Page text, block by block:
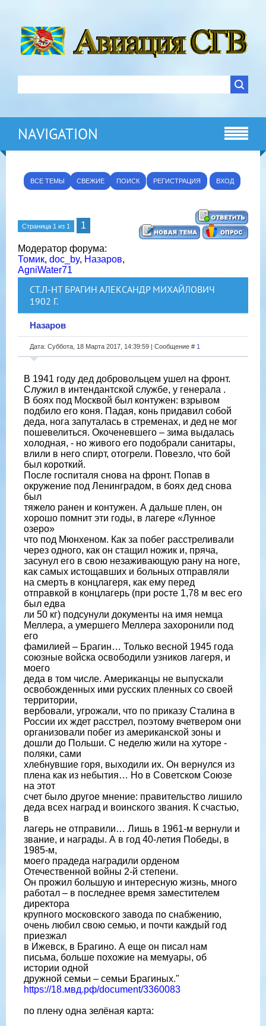
NAVIGATION
ВСЕ ТЕМЫ СВЕЖИЕ ПОИСК РЕГИСТРАЦИЯ ВХОД
Страница 1 из 1 1
Модератор форума:
Томик, doc_by, Назаров,
AgniWater71
СТ.Л-НТ БРАГИН АЛЕКСАНДР МИХАЙЛОВИЧ
1902 Г.
Назаров
Дата: Суббота, 18 Марта 2017, 14:39:59 | Сообщение # 1
В 1941 году дед добровольцем ушел на фронт.
Служил в интендантской службе, у генерала .
В боях под Москвой был контужен: взрывом
подбило его коня. Падая, конь придавил собой
деда, нога запуталась в стременах, и дед не мог
пошевелиться. Окоченевшего – зима выдалась
холодная, - но живого его подобрали санитары,
влили в него спирт, отогрели. Повезло, что бой
был короткий.
После госпиталя снова на фронт. Попав в
окружение под Ленинградом, в боях дед снова
был
тяжело ранен и контужен. А дальше плен, он
хорошо помнит эти годы, в лагере «Лунное
озеро»
что под Мюнхеном. Как за побег расстреливали
через одного, как он стащил ножик и, пряча,
засунул его в свою незаживающую рану на ноге,
как самых истощавших и больных отправляли
на смерть в концлагеря, как ему перед
отправкой в концлагерь (при росте 1,78 м вес его
был едва
ли 50 кг) подсунули документы на имя немца
Меллера, а умершего Меллера захоронили под
его
фамилией – Брагин… Только весной 1945 года
союзные войска освободили узников лагеря, и
моего
деда в том числе. Американцы не выпускали
освобожденных ими русских пленных со своей
территории,
вербовали, угрожали, что по приказу Сталина в
России их ждет расстрел, поэтому вчетвером они
организовали побег из американской зоны и
дошли до Польши. С неделю жили на хуторе -
поляки, сами
хлебнувшие горя, выходили их. Он вернулся из
плена как из небытия… Но в Советском Союзе
на этот
счет было другое мнение: правительство лишило
деда всех наград и воинского звания. К счастью,
в
лагерь не отправили… Лишь в 1961-м вернули и
звание, и награды. А в год 40-летия Победы, в
1985-м,
моего прадеда наградили орденом
Отечественной войны 2-й степени.
Он прожил большую и интересную жизнь, много
работал – в последнее время заместителем
директора
крупного московского завода по снабжению,
очень любил свою семью, и почти каждый год
приезжал
в Ижевск, в Брагино. А еще он писал нам
письма, больше похожие на мемуары, об
истории одной
дружной семьи – семьи Брагиных."
https://18.мвд.рф/document/3360083
по плену одна зелёная карта: